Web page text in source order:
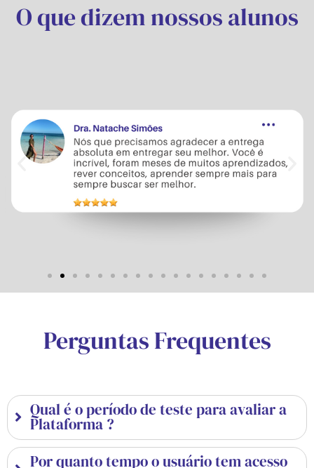
O que dizem nossos alunos
Perguntas Frequentes
Qual é o período de teste para avaliar a
Plataforma ?
Por quanto tempo o usuário tem acesso